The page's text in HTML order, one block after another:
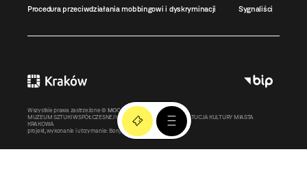
Procedura przeciwdziałania mobbingowi i dyskryminacji Sygnaliści
Wszystkie prawa zastrzeżone © MOCAK2011-2026
MUZEUM SZTUKI WSPÓŁCZESNEJ W KRAKOWIE MOCAK – INSTYTUCJA KULTURY MIASTA
KRAKOWA
projekt, wykonanie i utrzymanie: Bonjour.pl